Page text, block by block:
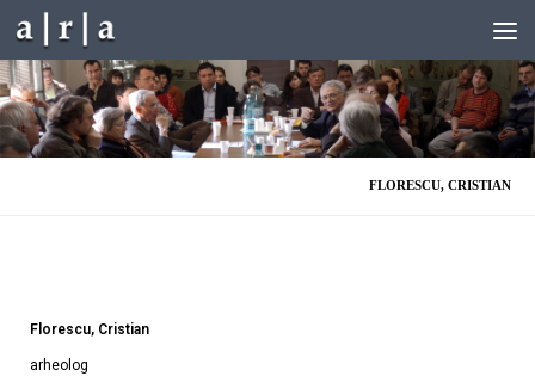
Skip to content
FLORESCU, CRISTIAN
Florescu, Cristian
arheolog